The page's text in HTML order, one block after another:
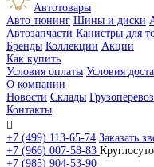
Автотовары
Авто тюнинг Шины и диски
Автозапчасти Канистры для
Бренды Коллекции Акции
Как купить
Условия оплаты Условия
О компании
Новости Склады
Контакты

+7 (499) 113-65-74 Заказать
+7 (966) 007-58-83
+7 (985) 904-53-90